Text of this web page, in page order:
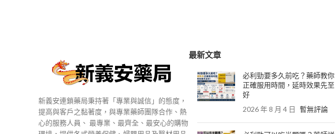
新義安連鎖藥局秉持著「專業與誠信」的態度，
提高與客戶之黏著度，與專業藥師團隊合作、熱
心的服務人員、 最專業、最齊全、最安心的購物
最新文章
必利勁要多久前吃？藥師教你
正確服用時間，延時效果先至
好
2026 年 8 月 4 日 暫無評論